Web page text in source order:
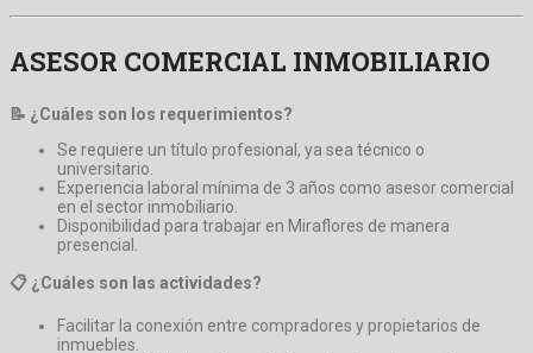
ASESOR COMERCIAL INMOBILIARIO
📝 ¿Cuáles son los requerimientos?
Se requiere un título profesional, ya sea técnico o
universitario.
Experiencia laboral mínima de 3 años como asesor comercial
en el sector inmobiliario.
Disponibilidad para trabajar en Miraflores de manera
presencial.
📋 ¿Cuáles son las actividades?
Facilitar la conexión entre compradores y propietarios de
inmuebles.